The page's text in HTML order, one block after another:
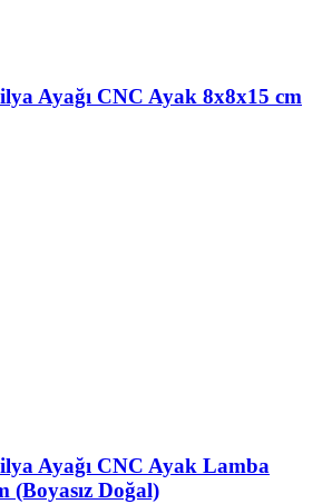
Ayağı CNC Ayak 8x8x15 cm
Ayağı CNC Ayak Lamba
(Boyasız Doğal)